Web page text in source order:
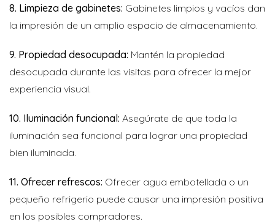
8. Limpieza de gabinetes: Gabinetes limpios y vacíos dan
la impresión de un amplio espacio de almacenamiento.
9. Propiedad desocupada: Mantén la propiedad
desocupada durante las visitas para ofrecer la mejor
experiencia visual.
10. Iluminación funcional: Asegúrate de que toda la
iluminación sea funcional para lograr una propiedad
bien iluminada.
11. Ofrecer refrescos: Ofrecer agua embotellada o un
pequeño refrigerio puede causar una impresión positiva
en los posibles compradores.